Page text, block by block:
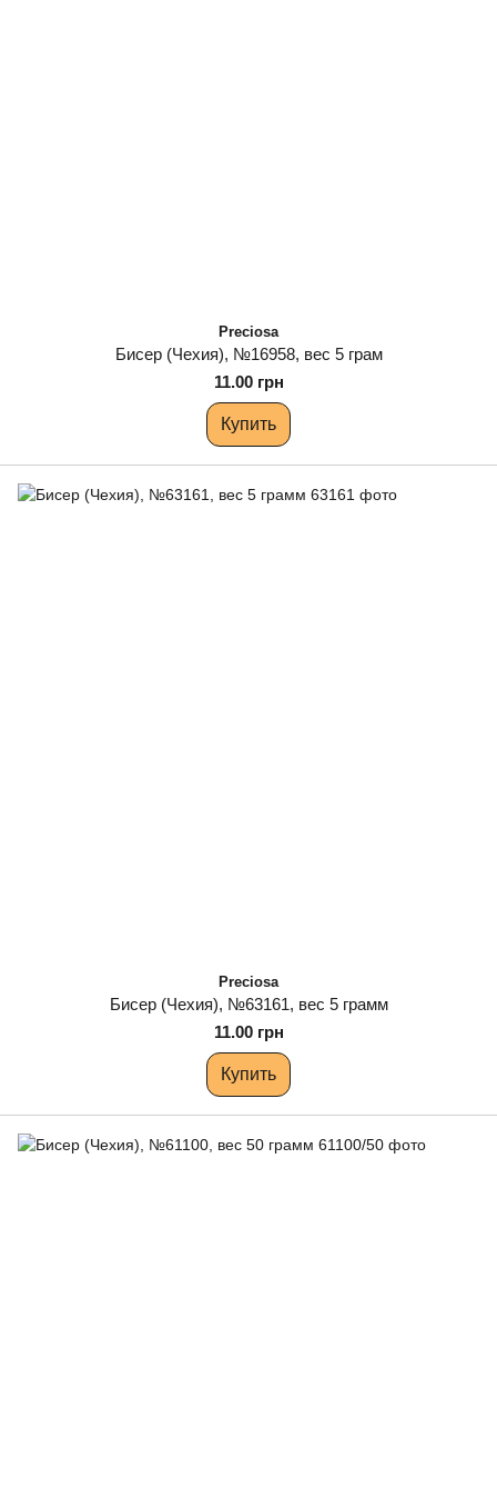
Preciosa
Бисер (Чехия), №16958, вес 5 грам
11.00 грн
Купить
Preciosa
Бисер (Чехия), №63161, вес 5 грамм
11.00 грн
Купить